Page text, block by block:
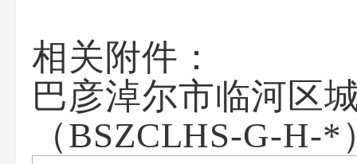
相关附件：
巴彦淖尔市临河区
（BSZCLHS-G-H-